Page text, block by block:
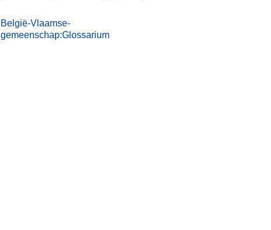
België-Vlaamse-
gemeenschap:Glossarium